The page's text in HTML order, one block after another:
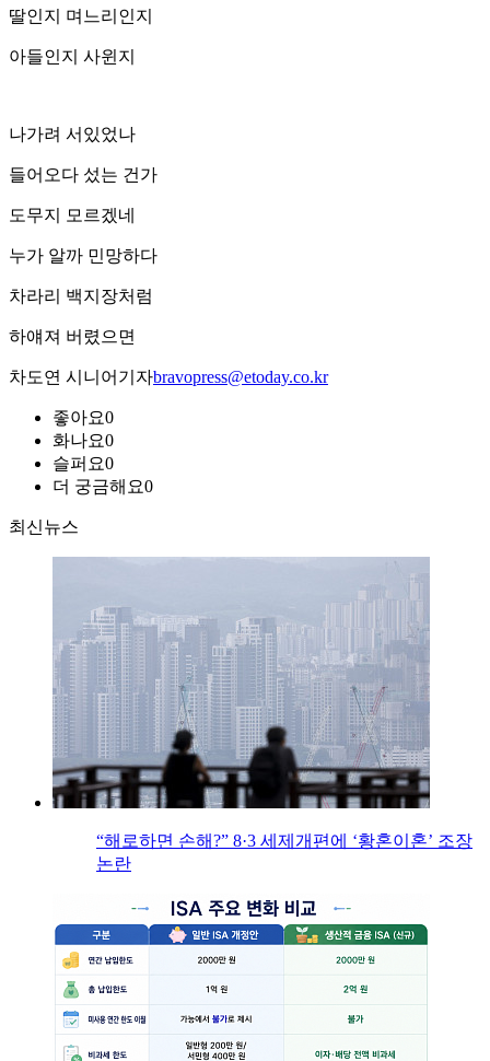
딸인지 며느리인지
아들인지 사윈지
나가려 서있었나
들어오다 섰는 건가
도무지 모르겠네
누가 알까 민망하다
차라리 백지장처럼
하얘져 버렸으면
차도연 시니어기자bravopress@etoday.co.kr
좋아요0
화나요0
슬퍼요0
더 궁금해요0
최신뉴스
“해로하면 손해?” 8·3 세제개편에 ‘황혼이혼’ 조장
논란